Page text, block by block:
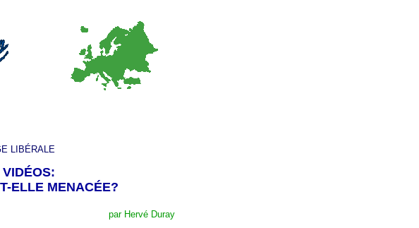
LIBÉRALE
ELLE MENACÉE?
par Hervé Duray